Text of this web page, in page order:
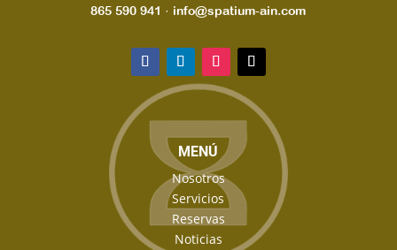
865 590 941 · info@spatium-ain.com
MENÚ
Nosotros
Servicios
Reservas
Noticias